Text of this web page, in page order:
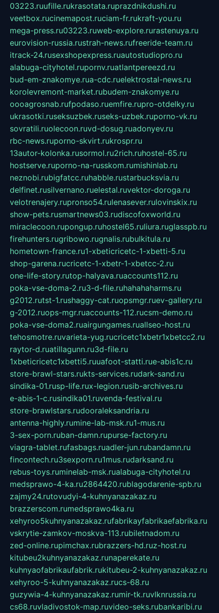
03223.ruufille.rukrasotata.ruprazdnikdushi.ru
veetbox.rucinemapost.ruciam-fr.rukraft-you.ru
mega-press.ru03223.ruweb-explore.rurastenuya.ru
eurovision-russia.rustrah-news.rufreeride-team.ru
itrack-24.rusexshopexpress.ruautostudiopro.ru
alabuga-cityhotel.rupornv.ruatlantpereezd.ru
bud-em-znakomye.rua-cdc.ruelektrostal-news.ru
korolevremont-market.rubudem-znakomye.ru
oooagrosnab.rufpodaso.ruemfire.rupro-otdelky.ru
ukrasotki.ruseksuzbek.ruseks-uzbek.ruporno-vk.ru
sovratili.ruolecoon.ruvd-dosug.ruadonyev.ru
rbc-news.ruporno-skvirt.rukrospr.ru
13autor-kolonka.rusormol.ru2rich.ruhostel-65.ru
hostserve.ruporno-na-russkom.rumishinlab.ru
neznobi.rubigfatcc.ruhabble.rustarbucksvia.ru
delfinet.rusilvernano.ruelestal.ruvektor-doroga.ru
velotrenajery.rupronso54.rulenasever.rulovinskix.ru
show-pets.rusmartnews03.rudiscofoxworld.ru
miraclecoon.rupongup.ruhostel65.ruliura.ruglasspb.ru
firehunters.rugribowo.rugnalis.rubulkitula.ru
hometown-france.ru1-xbeticricetc-1-xbetti-5.ru
shop-garena.rucricetc-1-xbetr-1-xbetcc-2.ru
one-life-story.rutop-halyava.ruaccounts112.ru
poka-vse-doma-2.ru3-d-file.ruhahahaharms.ru
g2012.rutst-1.rushaggy-cat.ruopsmgr.ruev-gallery.ru
g-2012.ruops-mgr.ruaccounts-112.rucsm-demo.ru
poka-vse-doma2.ruairgungames.ruallseo-host.ru
tehosmotre.ruvarieta-yug.rucricetc1xbetr1xbetcc2.ru
raytor-d.ruatillagunn.ru3d-file.ru
1xbeticricetc1xbetti5.ruuafoot-statti.rue-abis1c.ru
store-brawl-stars.rukts-services.rudark-sand.ru
sindika-01.rusp-life.rux-legion.rusib-archives.ru
e-abis-1-c.rusindika01.ruvenda-festival.ru
store-brawlstars.rudooraleksandria.ru
antenna-highly.rumine-lab-msk.ru1-mus.ru
3-sex-porn.ruban-damn.rupurse-factory.ru
viagra-tablet.rufasbags.ruadler-jun.rubandamn.ru
fincontech.ru3sexporn.ru1mus.rudarksand.ru
rebus-toys.ruminelab-msk.rualabuga-cityhotel.ru
medsprawo-4-ka.ru2864420.rublagodarenie-spb.ru
zajmy24.rutovudyi-4-kuhnyanazakaz.ru
brazzerscom.rumedsprawo4ka.ru
xehyroo5kuhnyanazakaz.rufabrikayfabrikaefabrika.ru
vskrytie-zamkov-moskva-113.rubiletnadom.ru
zed-online.rupimchax.rubrazzers-hd.ruz-host.ru
kitubeu2kuhnyanazakaz.runaperekate.ru
kuhnyaofabrikaufabrik.rukitubeu-2-kuhnyanazakaz.ru
xehyroo-5-kuhnyanazakaz.rucs-68.ru
guzywia-4-kuhnyanazakaz.rumir-tk.ruvlknrussia.ru
cs68.ruvladivostok-map.ruvideo-seks.rubankaribi.ru